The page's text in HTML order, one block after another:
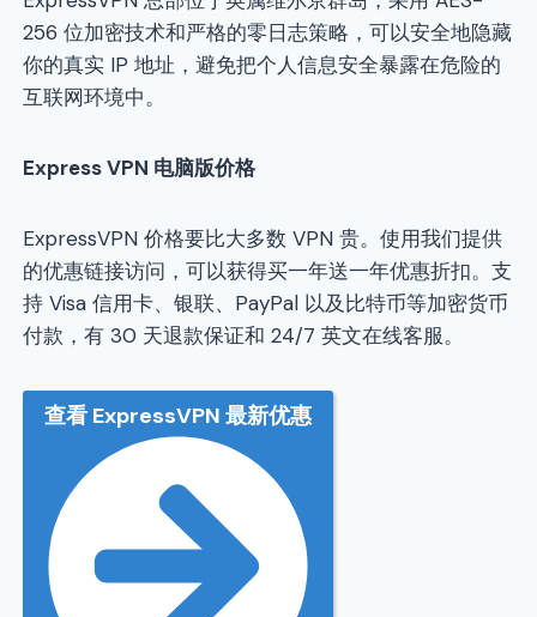
256 位加密技术和严格的零日志策略，可以安全地隐藏
你的真实 IP 地址，避免把个人信息安全暴露在危险的
互联网环境中。
Express VPN 电脑版价格
ExpressVPN 价格要比大多数 VPN 贵。使用我们提供
的优惠链接访问，可以获得买一年送一年优惠折扣。支
持 Visa 信用卡、银联、PayPal 以及比特币等加密货币
付款，有 30 天退款保证和 24/7 英文在线客服。
查看 ExpressVPN 最新优惠